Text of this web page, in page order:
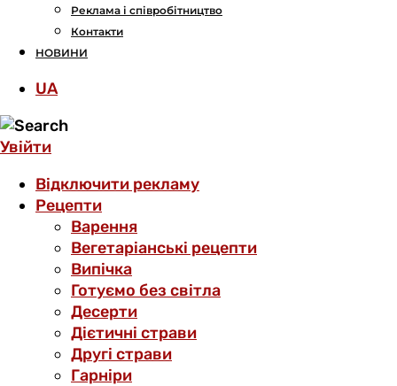
Реклама і співробітництво
Контакти
НОВИНИ
UA
Увійти
Відключити рекламу
Рецепти
Варення
Вегетаріанські рецепти
Випічка
Готуємо без світла
Десерти
Дієтичні страви
Другі страви
Гарніри